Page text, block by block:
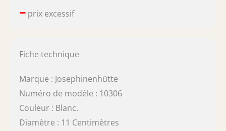
–prix excessif
Fiche technique
Marque : Josephinenhütte
Numéro de modèle : 10306
Couleur : Blanc.
Diamètre : 11 Centimètres